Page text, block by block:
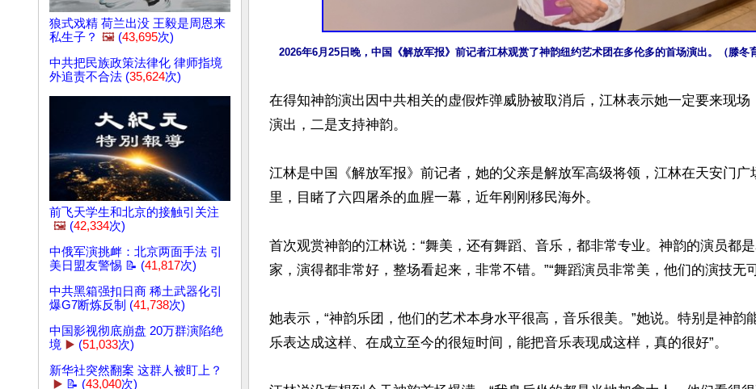
狼式戏精 荷兰出没 王毅是周恩来
私生子？ 🖼️ (43,695次)
中共把民族政策法律化 律师指境
外追责不合法 (35,624次)
前飞天学生和北京的接触引关注
🖼️ (42,334次)
中俄军演挑衅：北京两面手法 引
美日盟友警惕 📝 (41,817次)
中共黑箱强扣日商 稀土武器化引
爆G7断炼反制 (41,738次)
中国影视彻底崩盘 20万群演陷绝
境 ▶️ (51,033次)
新华社突然翻案 这群人被盯上？
▶️ 📝 (43,040次)
2026年6月25日晚，中国《解放军报》前记者江林观赏了神韵纽约艺术团在多伦多的首场演出。（滕冬
在得知神韵演出因中共相关的虚假炸弹威胁被取消后，江林表示她一定要来现场
演出，二是支持神韵。
江林是中国《解放军报》前记者，她的父亲是解放军高级将领，江林在天安门广
里，目睹了六四屠杀的血腥一幕，近年刚刚移民海外。
首次观赏神韵的江林说：“舞美，还有舞蹈、音乐，都非常专业。神韵的演员都
家，演得都非常好，整场看起来，非常不错。”“舞蹈演员非常美，他们的演技无
她表示，“神韵乐团，他们的艺术本身水平很高，音乐很美。”她说。特别是神韵
乐表达成这样、在成立至今的很短时间，能把音乐表现成这样，真的很好”。